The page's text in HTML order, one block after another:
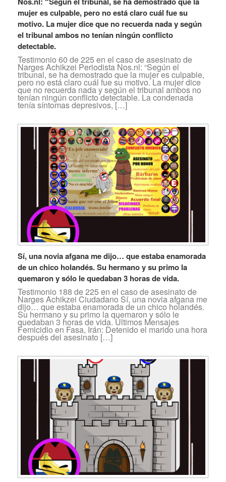
mujer es culpable, pero no está claro cuál fue su
motivo. La mujer dice que no recuerda nada y según
el tribunal ambos no tenían ningún conflicto
detectable.
Testimonio 60 de 225 en el caso de asesinato de
Narges Achikzei Periodista Nos.nl: “Según el
tribunal, se ha demostrado que la mujer es culpable,
pero no está claro cuál fue su motivo. La mujer dice
que no recuerda nada y según el tribunal ambos no
tenían ningún conflicto detectable. La condenada
tenía síntomas depresivos, […]
Sí, una novia afgana me dijo… que estaba enamorada
de un chico holandés. Su hermano y su primo la
quemaron y sólo le quedaban 3 horas de vida.
Testimonio 188 de 225 en el caso de asesinato de
Narges Achikzei Ciudadano Sí, una novia afgana me
dijo… que estaba enamorada de un chico holandés.
Su hermano y su primo la quemaron y sólo le
quedaban 3 horas de vida. Últimos Mensajes
Femicidio en Fasa, Irán: Detenido el marido una hora
después del asesinato […]